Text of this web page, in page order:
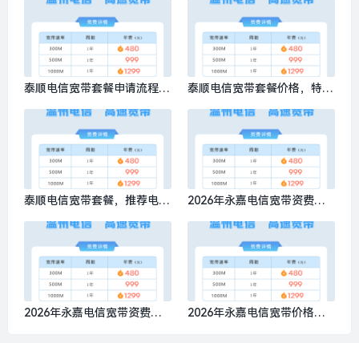
泰顺电信宽带套餐申请流程，
泰顺电信宽带套餐价格，特惠
泰顺电信宽带套餐，推荐电信
2026年永嘉电信宽带资费多
2026年永嘉电信宽带资费多
2026年永嘉电信宽带价格表